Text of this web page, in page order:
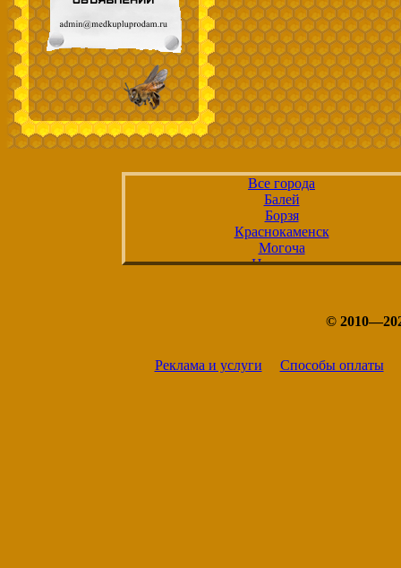
Все города
Балей
Борзя
Краснокаменск
Могоча
Нерчинск
©
Реклама и услуги Способы оплаты